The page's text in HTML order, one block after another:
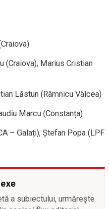
(Craiova), Marius Cristian
Lăstun (Râmnicu Vâlcea)
Marcu (Constanța)
– Galați), Ștefan Popa (LPF
a subiectului, urmărește